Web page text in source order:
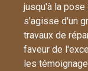
jusqu'à la pose
s'agisse d'un
travaux de
faveur de
les